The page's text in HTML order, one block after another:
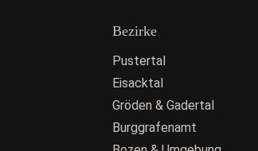
Bezirke
Pustertal
Eisacktal
Gröden & Gadertal
Burggrafenamt